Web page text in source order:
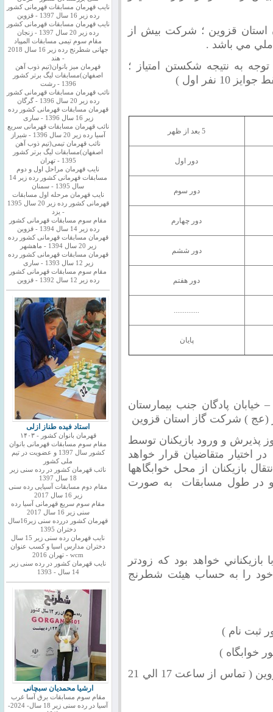
استان قزوين ؛ شركت بيش از
توجه به نتيجه شكستن امتياز ؛
نفر اول )
5 بعد از ظهر
دور اول
دور سوم
دور چهارم
دور ششم
دور هفتم
پايان
پادگان جنب بيمارستان
) شركت گاز استان قزوين
پذيرش و ورود بازيكنان توسط
اختيار متقاضيان قرار خواهد
بازيكنان از محل خوابگاهها
و در طول مسابقات به صورت
بازيكناني خواهد بود كه زودتر
خود را به حساب هيئت شطرنج
3674000 - 0281 هيئت شطرنج استان قزوين ( تماس از ساعت 17 الي 21
نایب قهرمان مسابقات قهرمانی کشور
رده زیر 16 سال 1397 - قزوین
نایب قهرمان مسابقات قهرمانی کشور
رده زیر 20 سال 1397 - زنجان
مقام سوم تیمی مسابقات المپیاد
جهانی شطرنج رده زیر 16 سال 2018
- هند
قهرمان میز بانوان(تیم ذوب آهن
اصفهان)مسابقات لیگ برتر کشور
1396 - رشت
نائب قهرمان مسابقات قهرمانی کشور
رده زیر 20 سال 1396 - گرگان
قهرمان مسابقات قهرمانی کشور رده
زیر 16 سال 1396 - ساری
نائب قهرمان مسابقات قهرمانی سریع
آسیا رده زیر 20 سال 1396 - شیراز
نائب قهرمان تیمی(تیم ذوب آهن
اصفهان)مسابقات لیگ برتر کشور
1395 - تهران
نایب قهرمان مراحل اول و دوم
مسابقات قهرمانی کشور رده زیر 14
سال 1395 - سمنان
نایب قهرمان مرحله اول مسابقات
قهرمانی کشور رده زیر 20 سال 1395
- یزد
مقام سوم مسابقات قهرمانی کشور
رده زیر 14 سال 1394 - قزوین
قهرمان مسابقات قهرمانی کشور رده
زیر 20 سال 1394 - ماهشهر
قهرمان مسابقات قهرمانی کشور رده
زیر 12 سال 1393 - ساری
مقام سوم مسابقات قهرمانی کشور
رده زیر 12 سال 1392 - قزوین
استاد فیده طناز ازلی
قهرمان بانوان کشور - ۱۴۰۳
مقام سوم مسابقات قهرمانی بانوان
کشور سال 1397 و عضویت در تیم
ملی کشور
نائب قهرمان کشور در رده سنی زیر
18 سال 1397
مقام دوم مسابقات آسیایی رده سنی
زیر 16 سال 2017
مقام سوم سریع قهرمانی آسیا رده
سنی زیر 16 سال 2017
قهرمان کشور دررده سنی زیر16سال
دختران 1395
نایب قهرمان رده سنی زیر 15 سال
دختران مدارس اسیا و کسب عنوان
wcm - تهران 2016
نایب قهرمان کشور در رده سنی زیر
14 سال - 1393
ارشیا محمدیان سبچانی
مقام سوم مسابقات برق آسا غرب
آسیا در رده سنی زیر 18 سال- 2024-